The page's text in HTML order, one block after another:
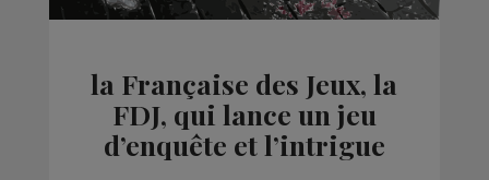
la Française des Jeux, la
FDJ, qui lance un jeu
d’enquête et l’intrigue